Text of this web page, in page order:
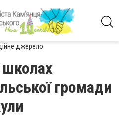
джерело
школах
громади